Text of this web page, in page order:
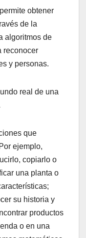
obtener
de la
algoritmos de
reconocer
y personas.
real de una
que
ejemplo,
copiarlo o
una planta o
su historia y
productos
o en una